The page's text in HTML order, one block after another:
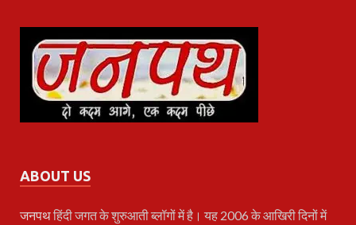
ABOUT US
जनपथहिंदी जगत के शुरुआती ब्लॉगों में है। यह 2006 के आखिरी दिनों में